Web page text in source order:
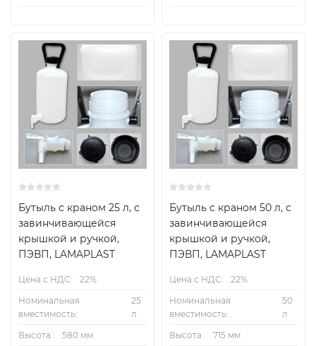
Бутыль с краном 25 л, с
завинчивающейся
крышкой и ручкой,
ПЭВП, LAMAPLAST
Цена с НДС:
22%
Номинальная
вместимость:
25
л
Высота :
580 мм
Бутыль с краном 50 л, с
завинчивающейся
крышкой и ручкой,
ПЭВП, LAMAPLAST
Цена с НДС:
22%
Номинальная
вместимость:
50
л
Высота :
715 мм